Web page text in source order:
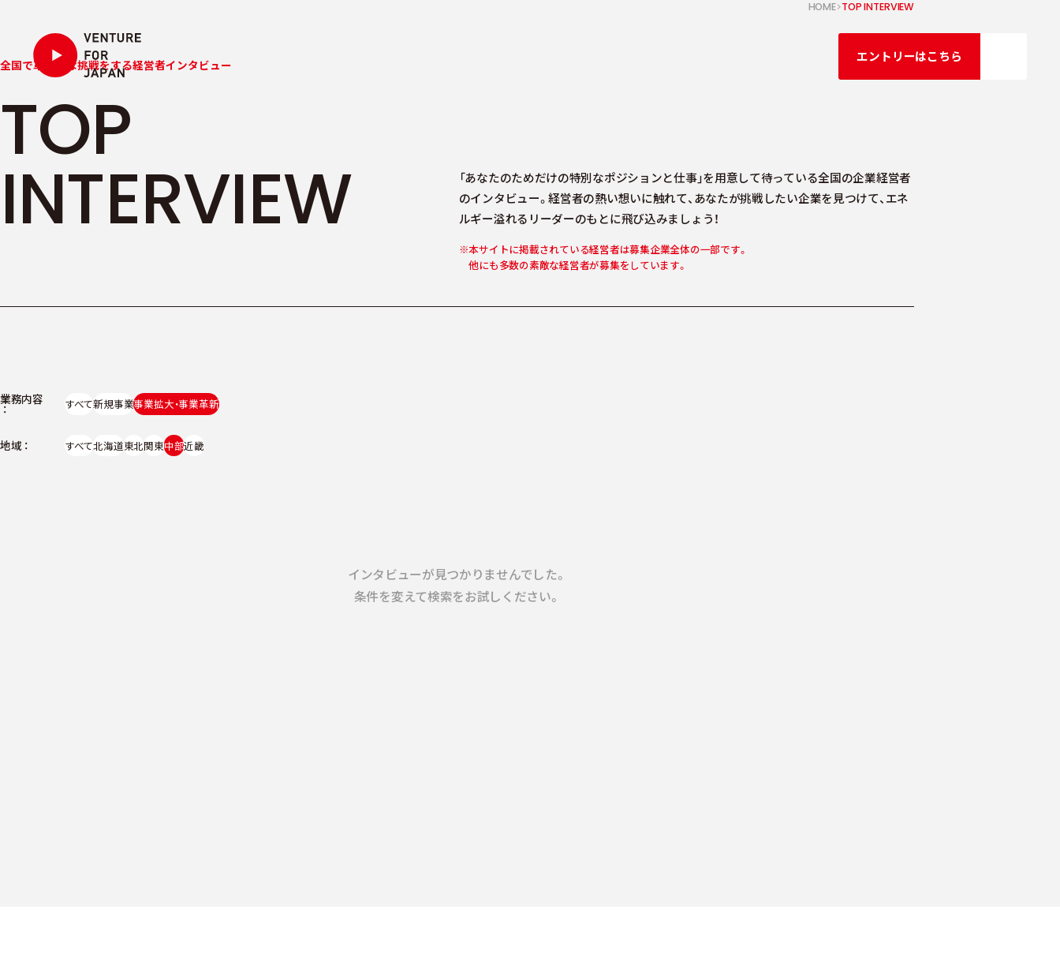
ニ
ュ
全国で革新的な挑戦をする経営者インタビュー
TOP
INTERVIEW
「あなたのためだけの特別なポジションと仕事」を用意して待っている全国の企業経営者
のインタビュー。経営者の熱い想いに触れて、あなたが挑戦したい企業を見つけて、エネ
ルギー溢れるリーダーのもとに飛び込みましょう！
※本サイトに掲載されている経営者は募集企業全体の一部です。
他にも多数の素敵な経営者が募集をしています。
HOME TOP INTERVIEW
業務内容 すべて新規事業事業拡大・事業革新
地域 すべて北海道東北関東中部近畿
インタビューが見つかりませんでした。
条件を変えて検索をお試しください。